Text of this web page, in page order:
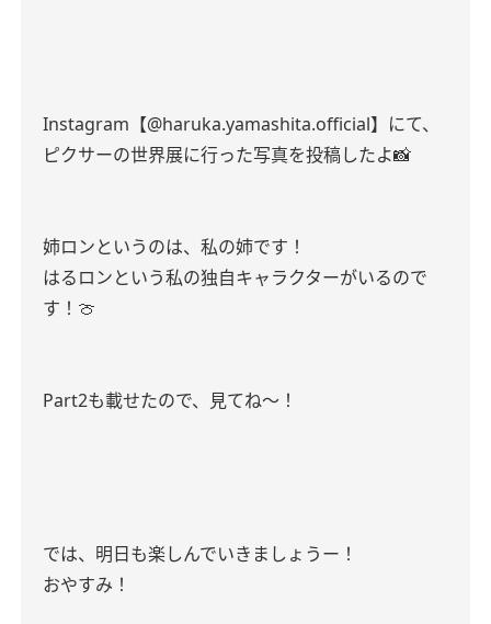
Instagram【@haruka.yamashita.official】にて、
ピクサーの世界展に行った写真を投稿したよ📸
姉ロンというのは、私の姉です！
はるロンという私の独自キャラクターがいるので
す！🍈
Part2も載せたので、見てね〜！
では、明日も楽しんでいきましょうー！
おやすみ！